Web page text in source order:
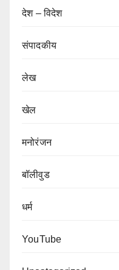
देश – विदेश
संपादकीय
लेख
खेल
मनोरंजन
बॉलीवुड
धर्म
YouTube